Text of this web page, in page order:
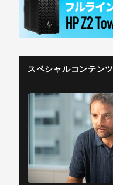
スペシャルコンテンツ